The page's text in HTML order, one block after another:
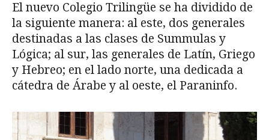
El nuevo Colegio Trilingüe se ha dividido de
la siguiente manera: al este, dos generales
destinadas a las clases de Summulas y
Lógica; al sur, las generales de Latín, Griego
y Hebreo; en el lado norte, una dedicada a
cátedra de Árabe y al oeste, el Paraninfo.